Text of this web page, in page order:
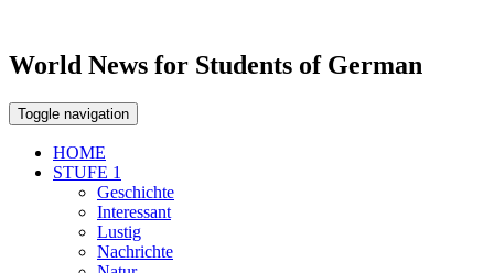
World News for Students of German
Toggle navigation
HOME
STUFE 1
Geschichte
Interessant
Lustig
Nachrichte